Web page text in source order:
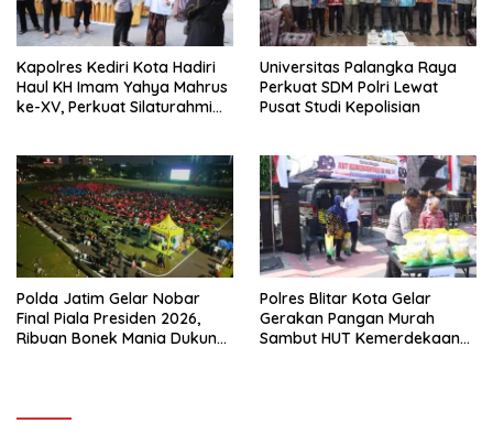
Kapolres Kediri Kota Hadiri
Haul KH Imam Yahya Mahrus
ke-XV, Perkuat Silaturahmi
Universitas Palangka Raya
Perkuat SDM Polri Lewat
Pusat Studi Kepolisian
Polda Jatim Gelar Nobar
Final Piala Presiden 2026,
Ribuan Bonek Mania Dukung
Polres Blitar Kota Gelar
Gerakan Pangan Murah
Sambut HUT Kemerdekaan